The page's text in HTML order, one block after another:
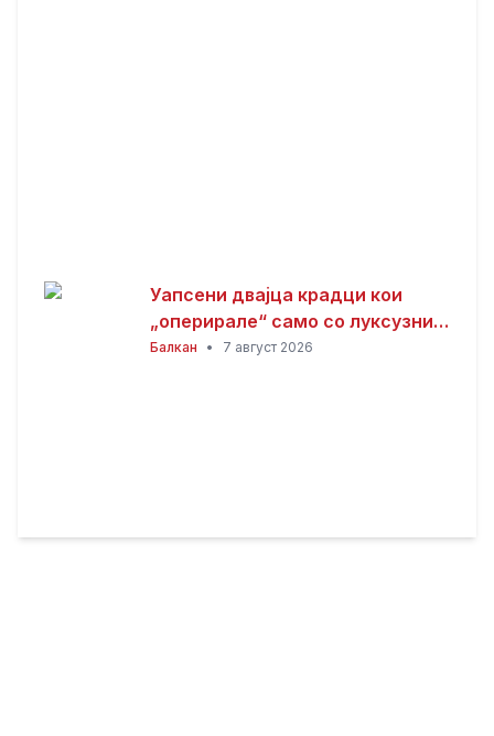
Уапсени двајца крадци кои
„оперирале“ само со луксузни
автомобили
Балкан • 7 август 2026